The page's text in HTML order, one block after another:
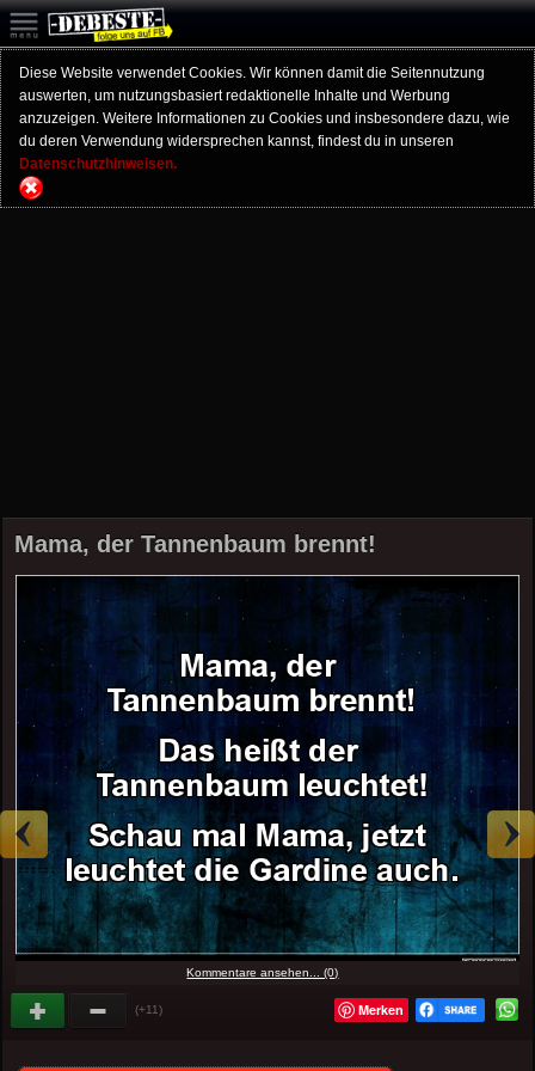
Diese Website verwendet Cookies. Wir können damit die Seitennutzung
auswerten, um nutzungsbasiert redaktionelle Inhalte und Werbung
anzuzeigen. Weitere Informationen zu Cookies und insbesondere dazu, wie
du deren Verwendung widersprechen kannst, findest du in unseren
Datenschutzhinweisen.
Mama, der Tannenbaum brennt!
Kommentare ansehen... (0)
(+11) Merken